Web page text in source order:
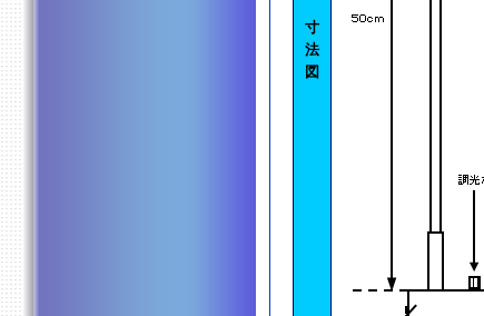
寸
法
図